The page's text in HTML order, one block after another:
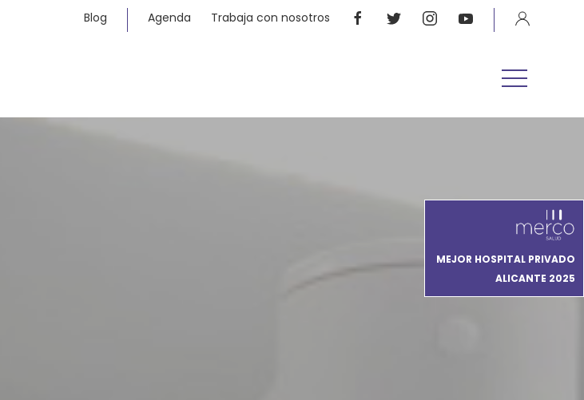
Blog Agenda Trabaja con nosotros
MEJOR HOSPITAL PRIVADO
ALICANTE 2025